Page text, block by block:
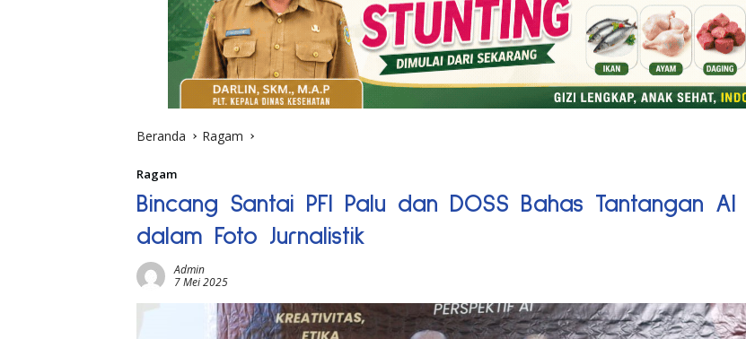
Beranda Ragam
Ragam
Bincang Santai PFI Palu dan DOSS Bahas Tantangan AI
dalam Foto Jurnalistik
Admin
7 Mei 2025